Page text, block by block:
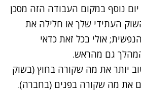
נוסף במקום העבודה הזה מסכן
העתידי שלך או חלילה את
אולי בכל זאת כדאי
גם מהראש.
יותר את מה שקורה בחוץ (בשוק
את מה שקורה בפנים (בחברה).